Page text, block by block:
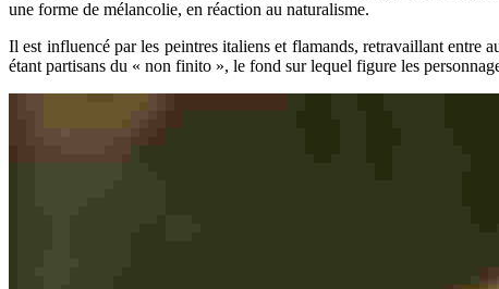
une forme de mélancolie, en réaction au naturalisme.
Il est influencé par les peintres italiens et flamands, retravaillant entre
étant partisans du « non finito », le fond sur lequel figure les